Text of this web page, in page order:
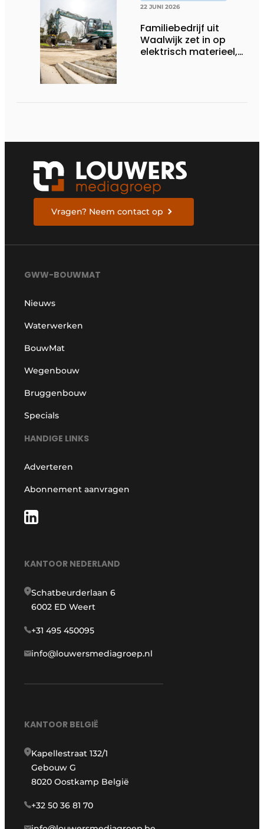
22 JUNI 2026
Familiebedrijf uit
Waalwijk zet in op
elektrisch materieel,
Vragen? Neem contact op
GWW-BOUWMAT
Nieuws
Waterwerken
BouwMat
Wegenbouw
Bruggenbouw
Specials
HANDIGE LINKS
Adverteren
Abonnement aanvragen
KANTOOR NEDERLAND
Schatbeurderlaan 6
6002 ED Weert
+31 495 450095
info@louwersmediagroep.nl
KANTOOR BELGIË
Kapellestraat 132/1
Gebouw G
8020 Oostkamp België
+32 50 36 81 70